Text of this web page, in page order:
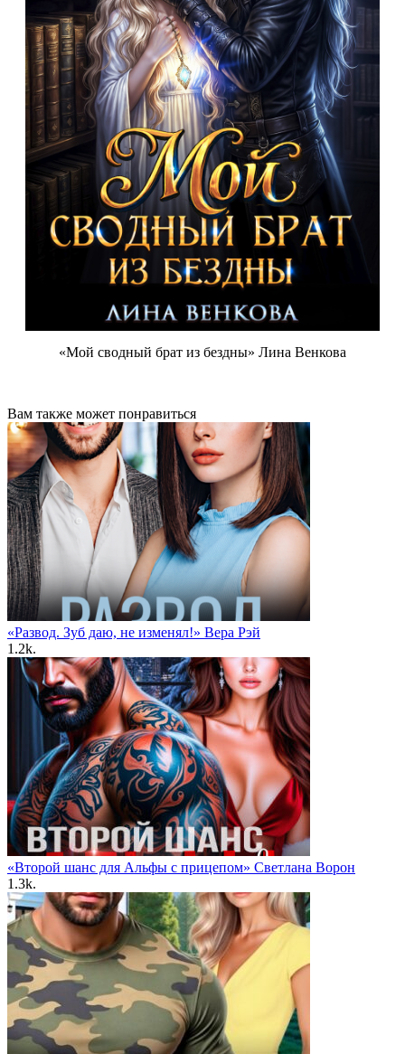
«Мой сводный брат из бездны» Лина Венкова
Вам также может понравиться
«Развод. Зуб даю, не изменял!» Вера Рэй
1.2k.
«Второй шанс для Альфы с прицепом» Светлана Ворон
1.3k.